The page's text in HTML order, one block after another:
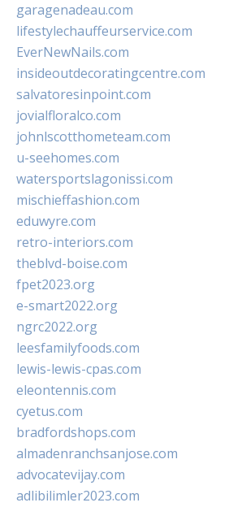
garagenadeau.com
lifestylechauffeurservice.com
EverNewNails.com
insideoutdecoratingcentre.com
salvatoresinpoint.com
jovialfloralco.com
johnlscotthometeam.com
u-seehomes.com
watersportslagonissi.com
mischieffashion.com
eduwyre.com
retro-interiors.com
theblvd-boise.com
fpet2023.org
e-smart2022.org
ngrc2022.org
leesfamilyfoods.com
lewis-lewis-cpas.com
eleontennis.com
cyetus.com
bradfordshops.com
almadenranchsanjose.com
advocatevijay.com
adlibilimler2023.com